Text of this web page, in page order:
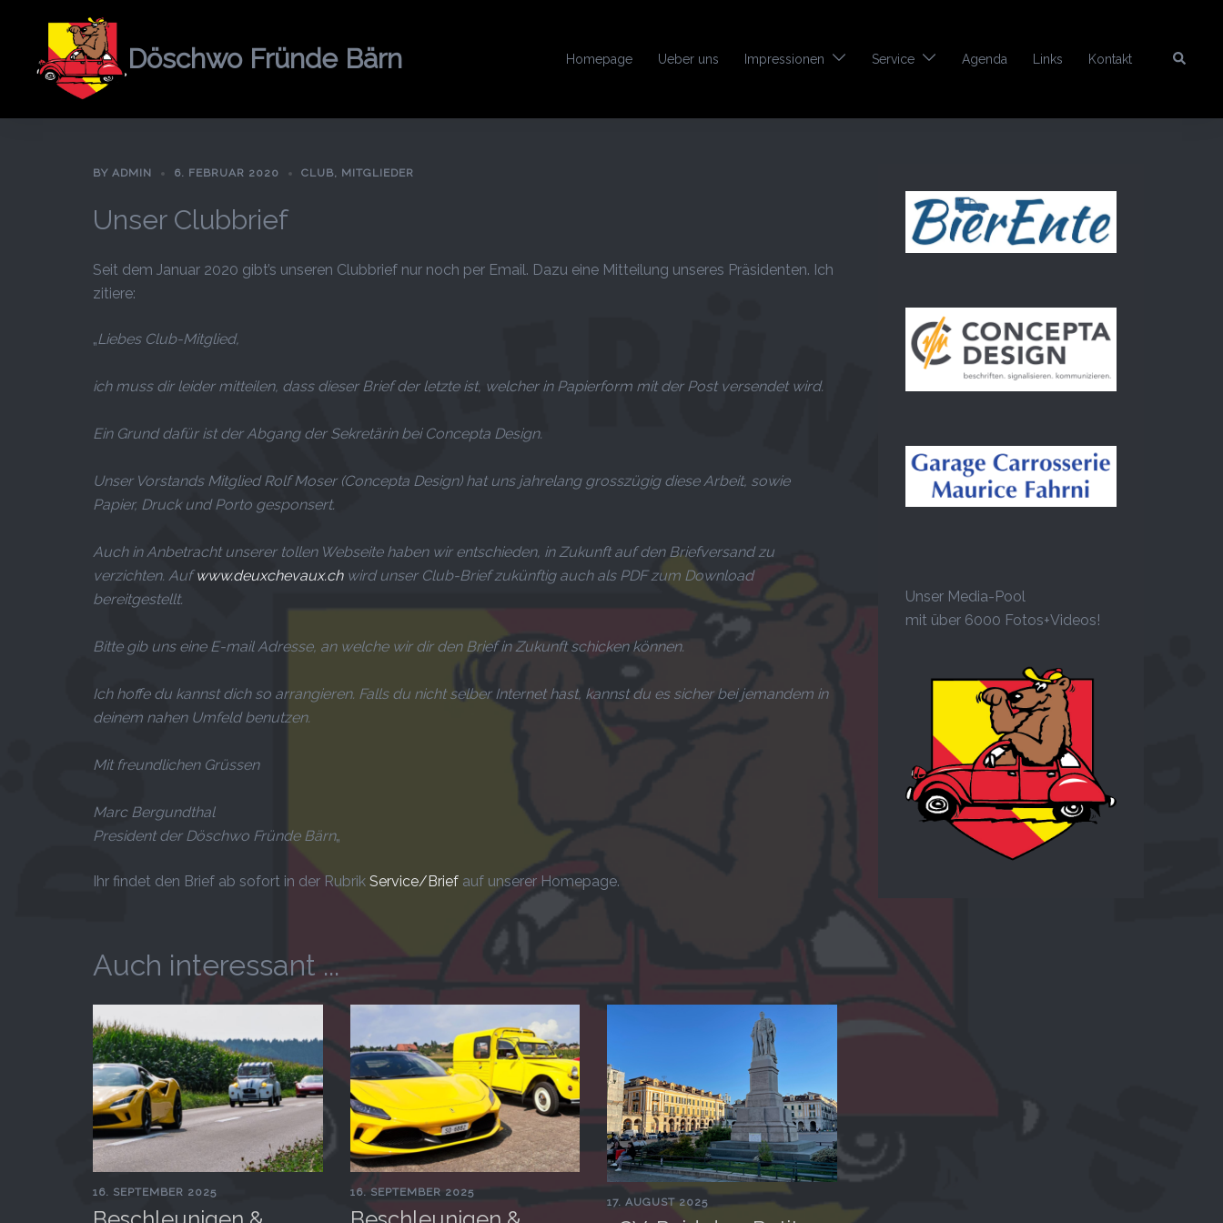
Döschwo Fründe Bärn Homepage Ueber uns Impressionen Service Agenda Links Kontakt Search
BY ADMIN 6. FEBRUAR 2020 CLUB, MITGLIEDER
Unser Clubbrief
Seit dem Januar 2020 gibt’s unseren Clubbrief nur noch per Email. Dazu eine Mitteilung unseres Präsidenten. Ich
zitiere:
„Liebes Club-Mitglied,
ich muss dir leider mitteilen, dass dieser Brief der letzte ist, welcher in Papierform mit der Post versendet wird.
Ein Grund dafür ist der Abgang der Sekretärin bei Concepta Design.
Unser Vorstands Mitglied Rolf Moser (Concepta Design) hat uns jahrelang grosszügig diese Arbeit, sowie
Papier, Druck und Porto gesponsert.
Auch in Anbetracht unserer tollen Webseite haben wir entschieden, in Zukunft auf den Briefversand zu
verzichten. Aufwww.deuxchevaux.chwird unser Club-Brief zukünftig auch als PDF zum Download
bereitgestellt.
Bitte gib uns eine E-mail Adresse, an welche wir dir den Brief in Zukunft schicken können.
Ich hoffe du kannst dich so arrangieren. Falls du nicht selber Internet hast, kannst du es sicher bei jemandem in
deinem nahen Umfeld benutzen.
Mit freundlichen Grüssen
Marc Bergundthal
President der Döschwo Fründe Bärn„
Ihr findet den Brief ab sofort in der Rubrik Service/Brief auf unserer Homepage.
Auch interessant ...
16. SEPTEMBER 2025 16. SEPTEMBER 2025
17. AUGUST 2025
Unser Media-Pool
mit über 6000 Fotos+Videos!